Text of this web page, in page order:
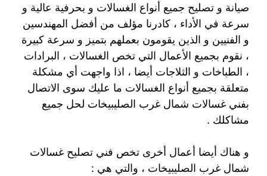
صيانة و تصليح جميع أنواع الغسالات و بحرفية عالية و
سرعة في الأداء ، كادرنا مؤلف من أفضل المهندسين
و الفنيين و الذين يقومون بعملهم بتميز و سرعة كبيرة
، نقوم بجميع الأعمال التي تخص الغسالات ، البرادات
، الطباخات و الثلاجات أيضا ، اذا واجهت أي مشكلة
متعلقة بجميع أنواع الغسالات ما عليك سوى الاتصال
بفني غسالات شمال غرب الصليبيخات لحل جميع
مشاكلك .
و هناك أيضا أعمال أخرى تخص فني تصليح غسالات
شمال غرب الصليبيخات ، والتي هي :